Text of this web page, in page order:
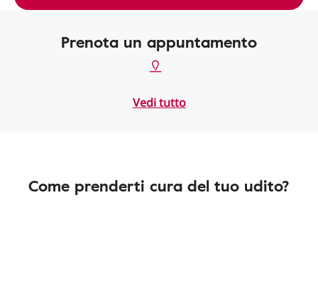
Prenota un appuntamento
Vedi tutto
Come prenderti cura del tuo udito?